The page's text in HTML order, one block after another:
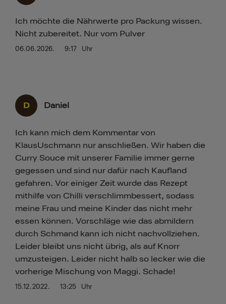
06.06.2026. 9:17 Uhr
Ich möchte die Nährwerte pro Packung wissen.
Nicht zubereitet. Nur vom Pulver
D Daniel
15.12.2022. 13:25 Uhr
Ich kann mich dem Kommentar von
KlausUschmann nur anschließen. Wir haben die
Curry Souce mit unserer Familie immer gerne
gegessen und sind nur dafür nach Kaufland
gefahren. Vor einiger Zeit wurde das Rezept
mithilfe von Chilli verschlimmbessert, sodass
meine Frau und meine Kinder das nicht mehr
essen können. Vorschläge wie das abmildern
durch Schmand kann ich nicht nachvollziehen.
Leider bleibt uns nicht übrig, als auf Knorr
umzusteigen. Leider nicht halb so lecker wie die
vorherige Mischung von Maggi. Schade!